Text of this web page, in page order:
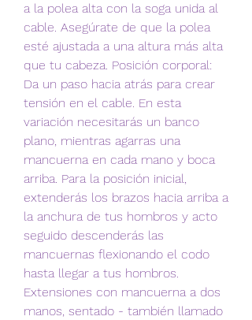
a la polea alta con la soga unida al
cable. Asegúrate de que la polea
esté ajustada a una altura más alta
que tu cabeza. Posición corporal:
Da un paso hacia atrás para crear
tensión en el cable. En esta
variación necesitarás un banco
plano, mientras agarras una
mancuerna en cada mano y boca
arriba. Para la posición inicial,
extenderás los brazos hacia arriba a
la anchura de tus hombros y acto
seguido descenderás las
mancuernas flexionando el codo
hasta llegar a tus hombros.
Extensiones con mancuerna a dos
manos, sentado - también llamado